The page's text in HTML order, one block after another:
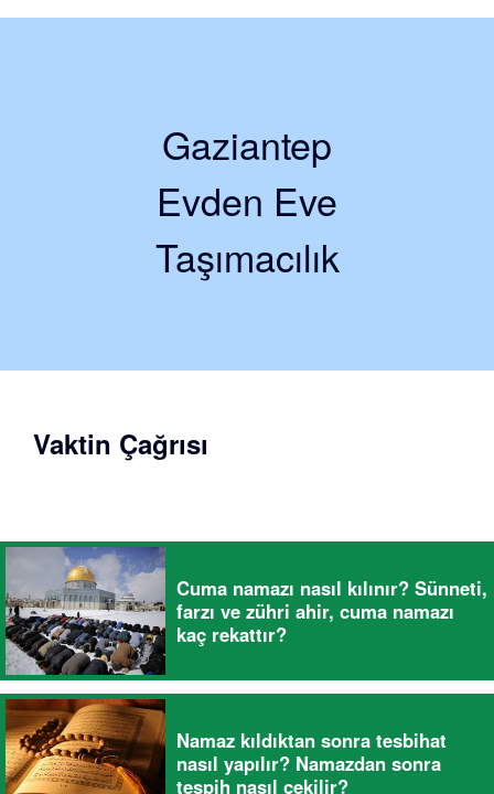
Gaziantep
Evden Eve
Taşımacılık
Vaktin Çağrısı
Cuma namazı nasıl kılınır? Sünneti,
farzı ve zühri ahir, cuma namazı
kaç rekattır?
Namaz kıldıktan sonra tesbihat
nasıl yapılır? Namazdan sonra
tespih nasıl çekilir?